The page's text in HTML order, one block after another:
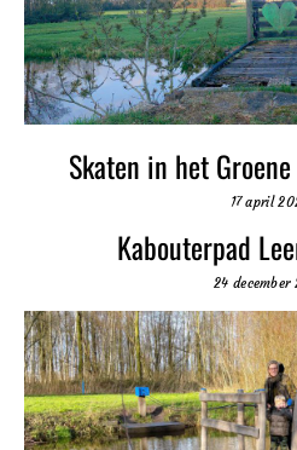
Skaten in het
17 april
Kabouterpad
24 december